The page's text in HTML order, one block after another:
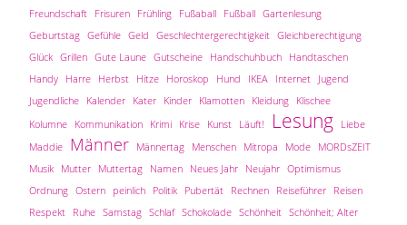
Freundschaft Frisuren Frühling Fußaball Fußball Gartenlesung
Geburtstag Gefühle Geld Geschlechtergerechtigkeit Gleichberechtigung
Glück Grillen Gute Laune Gutscheine Handschuhbuch Handtaschen
Handy Harre Herbst Hitze Horoskop Hund IKEA Internet Jugend
Jugendliche Kalender Kater Kinder Klamotten Kleidung Klischee
Kolumne Kommunikation Krimi Krise Kunst Läuft! Lesung Liebe
Maddie Männer Männertag Menschen Mitropa Mode MORDsZEIT
Musik Mutter Muttertag Namen Neues Jahr Neujahr Optimismus
Ordnung Ostern peinlich Politik Pubertät Rechnen Reiseführer Reisen
Respekt Ruhe Samstag Schlaf Schokolade Schönheit Schönheit; Alter